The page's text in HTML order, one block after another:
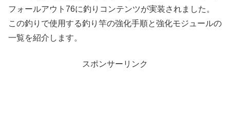
フォールアウト76に釣りコンテンツが実装されました。
この釣りで使用する釣り竿の強化手順と強化モジュールの
一覧を紹介します。
スポンサーリンク